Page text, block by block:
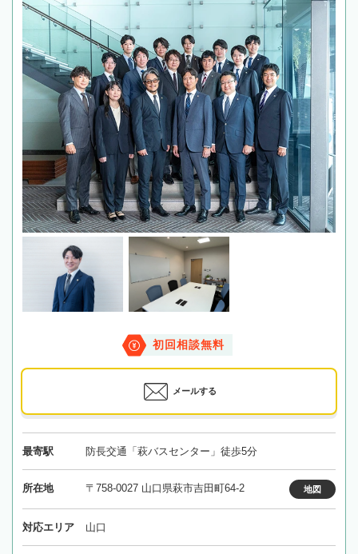
初回相談無料
メールする
最寄駅 防長交通「萩バスセンター」徒歩5分
所在地 〒758-0027 山口県萩市吉田町64-2 地図
対応エリア 山口